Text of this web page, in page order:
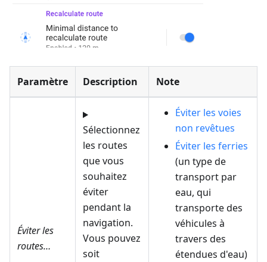
Paramètre Description Note
Éviter les
routes…
Sélectionnez
les routes
que vous
souhaitez
éviter
pendant la
navigation.
Vous pouvez
soit
Éviter les voies
non revêtues
Éviter les ferries
(un type de
transport par
eau, qui
transporte des
véhicules à
travers des
étendues d'eau)